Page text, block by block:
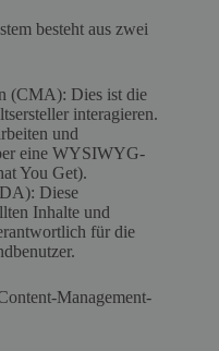
besteht aus zwei
(CMA): Dies ist die
interagieren.
und
eine WYSIWYG-
You Get).
Diese
Inhalte und
für die
Management-